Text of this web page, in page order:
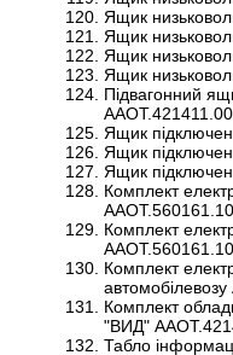
Ящик
Ящик
Ящик
Ящик
Підвагонний
Ящик
Ящик
Ящик
Комплект
Комплект
Комплект
Комплект
"ВИД"
Табло